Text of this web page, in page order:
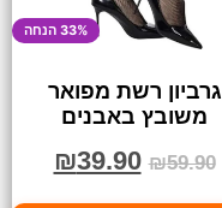
33% הנחה
גרביון רשת מפואר
משובץ באבנים
₪59.90
₪39.90